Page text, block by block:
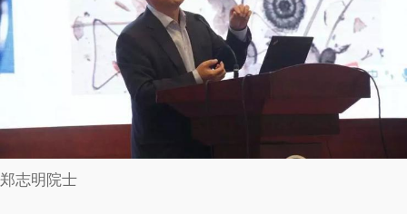
郑志明院士